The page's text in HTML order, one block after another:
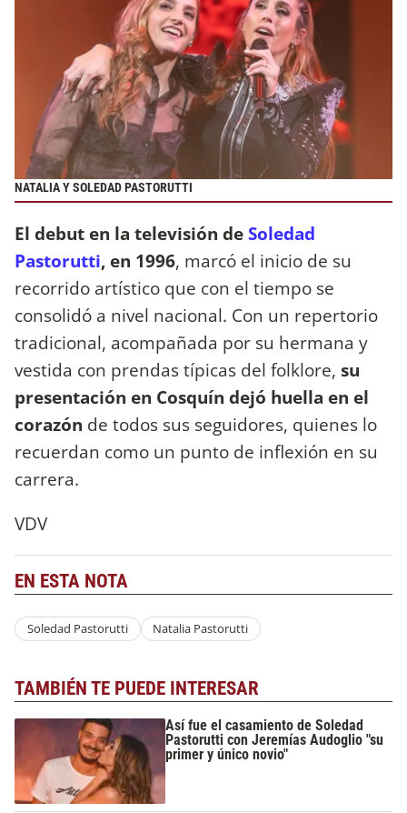
NATALIA Y SOLEDAD PASTORUTTI
El debut en la televisión deSoledad
Pastorutti, en 1996, marcó el inicio de su
recorrido artístico que con el tiempo se
consolidó a nivel nacional. Con un repertorio
tradicional, acompañada por su hermana y
vestida con prendas típicas del folklore, su
presentación en Cosquín dejó huella en el
corazón de todos sus seguidores, quienes lo
recuerdan como un punto de inflexión en su
carrera.
VDV
EN ESTA NOTA
Soledad Pastorutti Natalia Pastorutti
TAMBIÉN TE PUEDE INTERESAR
Así fue el casamiento de Soledad
Pastorutti con Jeremías Audoglio "su
primer y único novio"